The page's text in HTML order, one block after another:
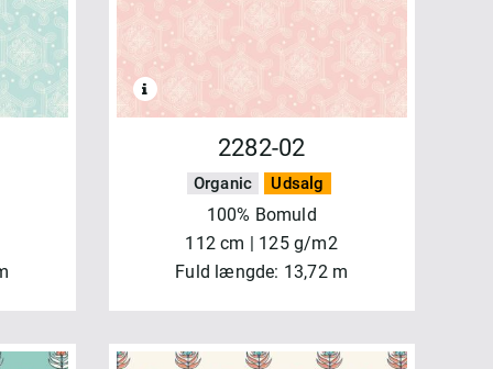
2282-02
Organic Udsalg
100% Bomuld
112 cm | 125 g/m2
Fuld længde: 13,72 m